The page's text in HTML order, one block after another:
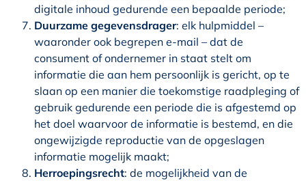
digitale inhoud gedurende een bepaalde periode;
Duurzame gegevensdrager: elk hulpmiddel –
waaronder ook begrepen e-mail – dat de
consument of ondernemer in staat stelt om
informatie die aan hem persoonlijk is gericht, op te
slaan op een manier die toekomstige raadpleging of
gebruik gedurende een periode die is afgestemd op
het doel waarvoor de informatie is bestemd, en die
ongewijzigde reproductie van de opgeslagen
informatie mogelijk maakt;
Herroepingsrecht: de mogelijkheid van de